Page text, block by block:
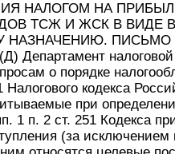
НАЛОГОМ НА
ТСЖ И ЖСК В ВИДЕ
ПИСЬМО
Департамент
о порядке
кодекса
при
1 п. 2 ст. 251 Кодекса
(за исключением